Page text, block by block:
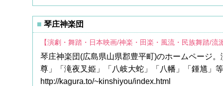
琴庄神楽団
【演劇・舞踏・日本映画/神楽・田楽・風流・民族舞踏/流
琴庄神楽団(広島県山県郡豊平町)のホームページ
尊」「滝夜叉姫」「八岐大蛇」「八幡」「鍾馗」
http://kagura.to/~kinshiyou/index.html